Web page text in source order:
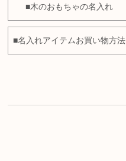
■木のおもちゃの名入れ
■名入れアイテムお買い物方法